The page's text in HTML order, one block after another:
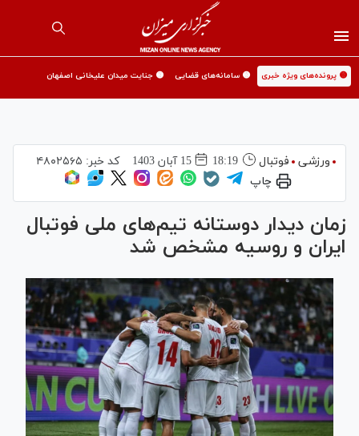
🟡 پرونده‌های ویژه خبری 🟡 سامانه‌های قضایی 🟡 جنایت میدان علیخانی اصفهان
ورزشی فوتبال 18:19 15 آبان 1403 کد خبر: ۴۸۰۲۵۶۵
چاپ
زمان دیدار دوستانه تیم‌های ملی فوتبال
ایران و روسیه مشخص شد